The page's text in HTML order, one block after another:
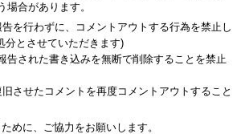
場合があります。
を行わずに、コメントアウトする行為を禁止し
分とさせていただきます)
告された書き込みを無断で削除することを禁止
させたコメントを再度コメントアウトすること
めに、ご協力をお願いします。